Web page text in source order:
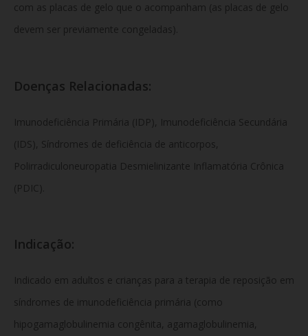
com as placas de gelo que o acompanham (as placas de gelo
devem ser previamente congeladas).
Doenças Relacionadas:
Imunodeficiência Primária (IDP), Imunodeficiência Secundária
(IDS), Síndromes de deficiência de anticorpos,
Polirradiculoneuropatia Desmielinizante Inflamatória Crônica
(PDIC).
Indicação:
Indicado em adultos e crianças para a terapia de reposição em
síndromes de imunodeficiência primária (como
hipogamaglobulinemia congênita, agamaglobulinemia,